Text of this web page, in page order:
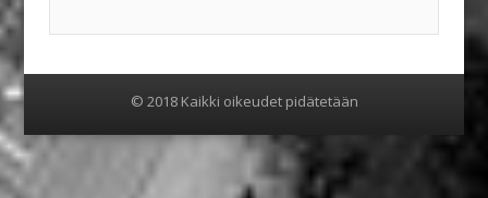
© 2018 Kaikki oikeudet pidätetään